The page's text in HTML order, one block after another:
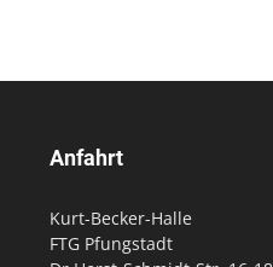
Anfahrt
Kurt-Becker-Halle
FTG Pfungstadt